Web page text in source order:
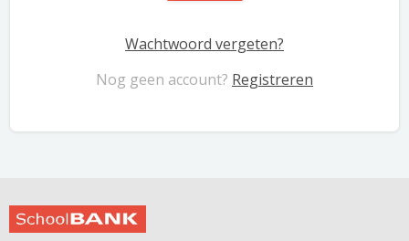
Wachtwoord vergeten?
Nog geen account? Registreren